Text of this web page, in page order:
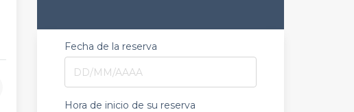
Fecha de la reserva
Hora de inicio de su reserva